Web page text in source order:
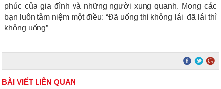
phúc của gia đình và những người xung quanh. Mong các
bạn luôn tâm niệm một điều: “Đã uống thì không lái, đã lái thì
không uống”.
BÀI VIẾT LIÊN QUAN